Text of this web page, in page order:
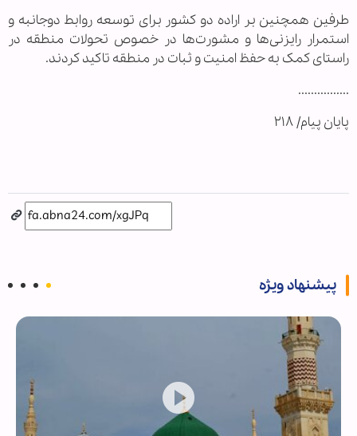
طرفین همچنین بر اراده دو‌ کشور برای توسعه روابط دوجانبه و
استمرار رایزنی‌ها و مشورت‌ها در خصوص تحولات منطقه در
راستای کمک به حفظ امنیت و ثبات در منطقه تاکید کردند.
................
پایان پیام/ ۲۱۸
پیشنهاد ویژه